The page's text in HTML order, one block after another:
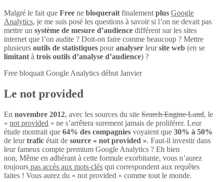
Malgré le fait que Free ne bloqueraitfinalementplus Google
Analytics, je me suis posé les questions à savoir si l’on ne devait pas
mettre un système de mesure d’audience différent sur les sites
internet que l’on audite ? Doit-on faire comme beaucoup ? Mettre
plusieurs outils de statistiques pouranalyser leursite web (en se
limitantà trois outils d’analyse d’audience) ?
Free bloquait Google Analytics début Janvier
Le not provided
En novembre 2012, avec les sources du site Search Engine Land, le
« not provided » ne s’arrêtera surement jamais de proliférer. Leur
étude montrait que 64% des compagnies voyaient que 30% à 50%
de leurtrafic était de source « not provided ». Faut-il investir dans
leur fameux compte premium Google Analytics ? Eh bien
non, Même en adhérant à cette formule exorbitante, vous n’aurez
toujours pas accès aux mots-clés qui correspondent aux requêtes
faites ! Vous aurez du « not provided » comme tout le monde.